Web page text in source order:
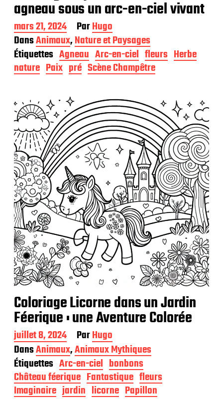
agneau sous un arc-en-ciel vivant
D
a
t
e
d
e
b
l
i
c
a
t
i
o
n
mars 21, 2024 ParHugo
DansAnimaux,Nature et Paysages
Étiquettes Agneau Arc-en-ciel fleurs Herbe
nature Paix pré Scène Champêtre
Coloriage Licorne dans un Jardin
Féerique : une Aventure Colorée
D
a
t
e
d
e
p
juillet 8, 2024 ParHugo
DansAnimaux,Animaux Mythiques
Étiquettes Arc-en-ciel bonbons
Château féerique Fantastique fleurs
Imaginaire jardin licorne Papillon